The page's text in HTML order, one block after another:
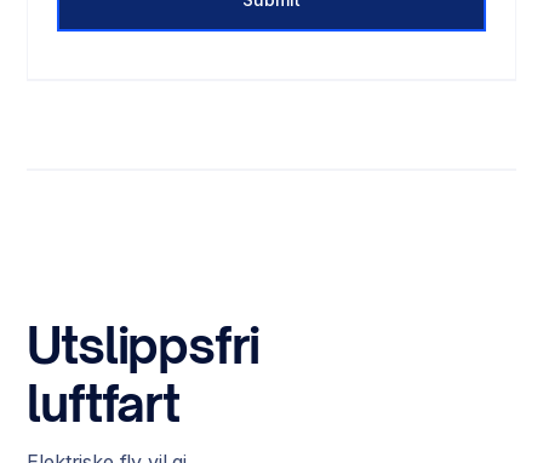
Utslippsfri
luftfart